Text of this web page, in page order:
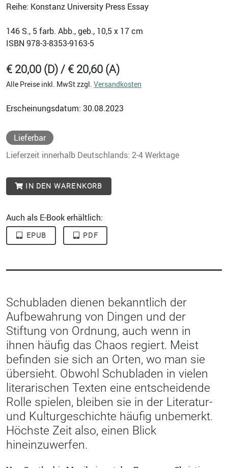
Reihe: Konstanz University Press Essay
146 S., 5 farb. Abb., geb., 10,5 x 17 cm
ISBN 978-3-8353-9163-5
€ 20,00 (D) / € 20,60 (A)
Alle Preise inkl. MwSt zzgl. Versandkosten
Erscheinungsdatum: 30.08.2023
Lieferbar
Lieferzeit innerhalb Deutschlands: 2-4 Werktage
IN DEN WARENKORB
Auch als E-Book erhältlich:
EPUB PDF
Schubladen dienen bekanntlich der
Aufbewahrung von Dingen und der
Stiftung von Ordnung, auch wenn in
ihnen häufig das Chaos regiert. Meist
befinden sie sich an Orten, wo man sie
übersieht. Obwohl Schubladen in vielen
literarischen Texten eine entscheidende
Rolle spielen, bleiben sie in der Literatur-
und Kulturgeschichte häufig unbemerkt.
Höchste Zeit also, einen Blick
hineinzuwerfen.